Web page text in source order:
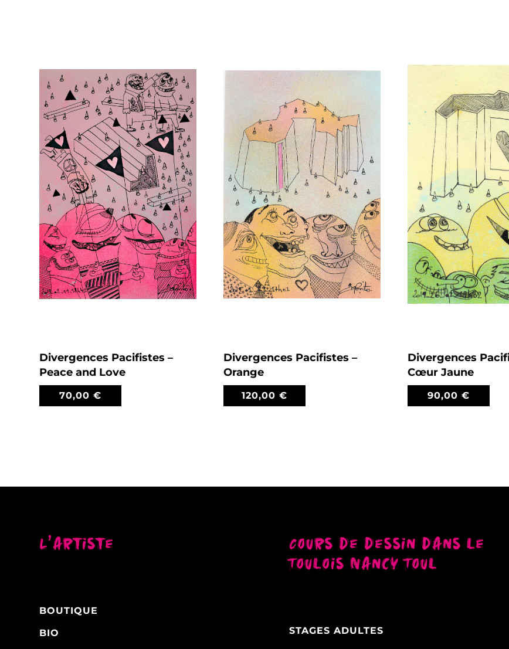
Divergences Pacifistes –
Peace and Love
70,00€
Divergences Pacifistes –
Orange
120,00€
Divergences
Cœur Jaune
90,00 €
L’artiste
BOUTIQUE
BIO
Cours de dessin dans le
Toulois Nancy Toul
STAGES ADULTES